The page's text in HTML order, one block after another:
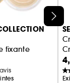
fixante